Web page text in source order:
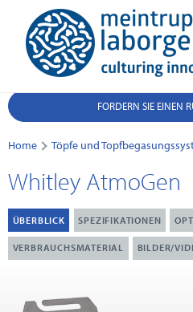
FORDERN SIE EINEN
Home Töpfe und
Whitley AtmoGen
ÜBERBLICK SPEZIFIKATIONEN
VERBRAUCHSMATERIAL BILDER/